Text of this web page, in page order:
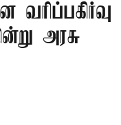
வரிப்பகிர்வு
அரசு